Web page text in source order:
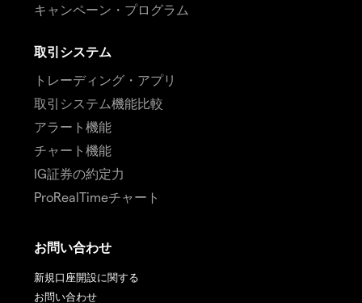
キャンペーン・プログラム
取引システム
トレーディング・アプリ
取引システム機能比較
アラート機能
チャート機能
IG証券の約定力
ProRealTimeチャート
お問い合わせ
新規口座開設に関する
お問い合わせ